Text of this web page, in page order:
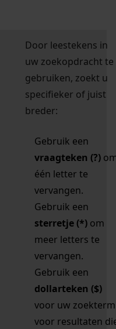
Door leestekens in
uw zoekopdracht te
gebruiken, zoekt u
specifieker of juist
breder:
Gebruik een
vraagteken (?)
één letter te
vervangen.
Gebruik een
sterretje (*) om
meer letters te
vervangen.
Gebruik een
dollarteken ($)
voor uw zoekterm
voor resultaten